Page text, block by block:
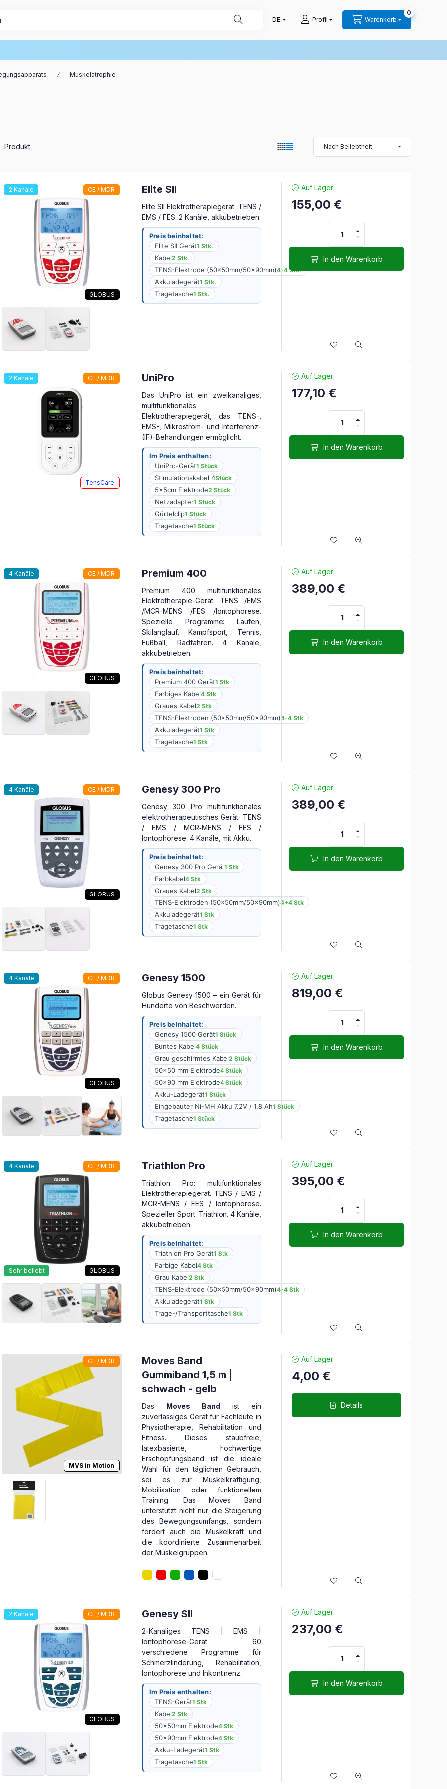
Profil Warenkorb
0
Muskelatrophie
Produkte in der Kategorie
Produkt
2 Kanäle CE / MDR
GLOBUS
Elite SII
Elite SII Elektrotherapiegerät. TENS /
EMS / FES. 2 Kanäle, akkubetrieben.
Preis beinhaltet:
Elite SII Gerät1 Stk.
Kabel2 Stk.
TENS-Elektrode (50x50mm/50x90mm)4-4 Stk.
Akkuladegerät1 Stk.
Tragetasche1 Stk.
Auf Lager
155,00 €
In den Warenkorb
2 Kanäle CE / MDR
TensCare
UniPro
Das UniPro ist ein zweikanaliges,
multifunktionales
Elektrotherapiegerät, das TENS-,
EMS-, Mikrostrom- und Interferenz-
(IF)-Behandlungen ermöglicht.
Im Preis enthalten:
UniPro-Gerät1 Stück
Stimulationskabel 4Stück
5x5cm Elektrode2 Stück
Netzadapter1 Stück
Gürtelclip1 Stück
Tragetasche1 Stück
Auf Lager
177,10 €
In den Warenkorb
4 Kanäle CE / MDR
GLOBUS
Premium 400
Premium 400 multifunktionales
Elektrotherapie-Gerät. TENS /EMS
/MCR-MENS /FES /Iontophorese.
Spezielle Programme: Laufen,
Skilanglauf, Kampfsport, Tennis,
Fußball, Radfahren. 4 Kanäle,
akkubetrieben.
Preis beinhaltet:
Premium 400 Gerät1 Stk
Farbiges Kabel4 Stk
Graues Kabel2 Stk
TENS-Elektroden (50x50mm/50x90mm)4-4 Stk
Akkuladegerät1 Stk
Tragetasche1 Stk
Auf Lager
389,00 €
In den Warenkorb
4 Kanäle CE / MDR
GLOBUS
Genesy 300 Pro
Genesy 300 Pro multifunktionales
elektrotherapeutisches Gerät. TENS
/ EMS / MCR‑MENS / FES /
Iontophorese. 4 Kanäle, mit Akku.
Preis beinhaltet:
Genesy 300 Pro Gerät1 Stk
Farbkabel4 Stk
Graues Kabel2 Stk
TENS‑Elektroden (50x50mm/50x90mm)4+4 Stk
Akkuladegerät1 Stk
Tragetasche1 Stk
Auf Lager
389,00 €
In den Warenkorb
4 Kanäle CE / MDR
GLOBUS
Genesy 1500
Globus Genesy 1500 – ein Gerät für
Hunderte von Beschwerden.
Preis beinhaltet:
Genesy 1500 Gerät1 Stück
Buntes Kabel4 Stück
Grau geschirmtes Kabel2 Stück
50×50 mm Elektrode4 Stück
50×90 mm Elektrode4 Stück
Akku-Ladegerät1 Stück
Eingebauter Ni-MH Akku 7.2V / 1.8 Ah1 Stück
Tragetasche1 Stück
Auf Lager
819,00 €
In den Warenkorb
4 Kanäle CE / MDR
Sehr beliebt GLOBUS
Triathlon Pro
Triathlon Pro: multifunktionales
Elektrotherapiegerät. TENS / EMS /
MCR-MENS / FES / Iontophorese.
Spezieller Sport: Triathlon. 4 Kanäle,
akkubetrieben.
Preis beinhaltet:
Triathlon Pro Gerät1 Stk
Farbige Kabel4 Stk
Grau Kabel2 Stk
TENS-Elektrode (50x50mm/50x90mm)4-4 Stk
Akkuladegerät1 Stk
Trage-/Transporttasche1 Stk
Auf Lager
395,00 €
In den Warenkorb
CE / MDR
MVS in Motion
Moves Band
Gummiband 1,5 m |
schwach - gelb
Das Moves Band ist ein
zuverlässiges Gerät für Fachleute in
Physiotherapie, Rehabilitation und
Fitness. Dieses staubfreie,
latexbasierte, hochwertige
Erschöpfungsband ist die ideale
Wahl für den täglichen Gebrauch,
sei es zur Muskelkräftigung,
Mobilisation oder funktionellem
Training. Das Moves Band
unterstützt nicht nur die Steigerung
des Bewegungsumfangs, sondern
fördert auch die Muskelkraft und
die koordinierte Zusammenarbeit
der Muskelgruppen.
Auf Lager
4,00 €
Details
2 Kanäle CE / MDR
GLOBUS
Genesy SII
2-Kanaliges TENS | EMS |
Iontophorese-Gerät. 60
verschiedene Programme für
Schmerzlinderung, Rehabilitation,
Iontophorese und Inkontinenz.
Im Preis enthalten:
TENS-Gerät1 Stk
Kabel2 Stk
50x50mm Elektrode4 Stk
50x90mm Elektrode4 Stk
Akku-Ladegerät1 Stk
Tragetasche1 Stk
Auf Lager
237,00 €
In den Warenkorb